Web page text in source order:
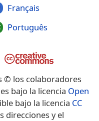
Français
Português
© los colaboradores
bajo la licencia Open
bajo la licencia CC
direcciones y el